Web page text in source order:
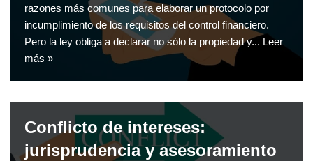
razones más comunes para elaborar un protocolo por
incumplimiento de los requisitos del control financiero.
Pero la ley obliga a declarar no sólo la propiedad y... Leer
más »
Conflicto de intereses:
jurisprudencia y asesoramiento